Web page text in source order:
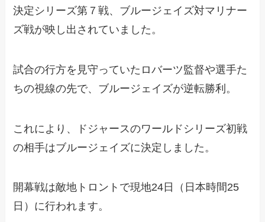
決定シリーズ第７戦、ブルージェイズ対マリナー
ズ戦が映し出されていました。
試合の行方を見守っていたロバーツ監督や選手た
ちの視線の先で、ブルージェイズが逆転勝利。
これにより、ドジャースのワールドシリーズ初戦
の相手はブルージェイズに決定しました。
開幕戦は敵地トロントで現地24日（日本時間25
日）に行われます。